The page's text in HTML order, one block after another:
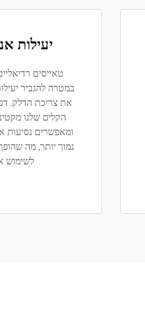
יעילות
במטרה להגביר
את צריכת הדלק.
הקלים שלנו
ומאפשרים נסיעות
נמוך יותר, מה
לשימוש